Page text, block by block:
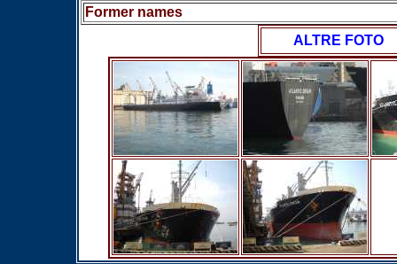
Former names
ALTRE FOTO